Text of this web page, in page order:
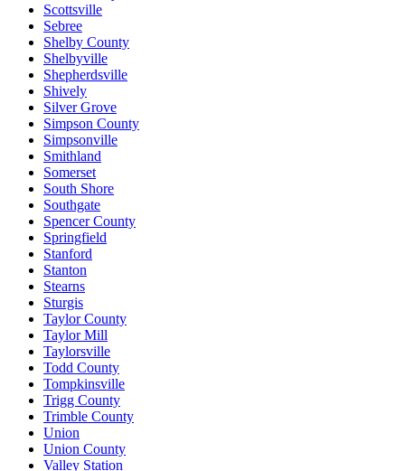
Scottsville
Sebree
Shelby County
Shelbyville
Shepherdsville
Shively
Silver Grove
Simpson County
Simpsonville
Smithland
Somerset
South Shore
Southgate
Spencer County
Springfield
Stanford
Stanton
Stearns
Sturgis
Taylor County
Taylor Mill
Taylorsville
Todd County
Tompkinsville
Trigg County
Trimble County
Union
Union County
Valley Station